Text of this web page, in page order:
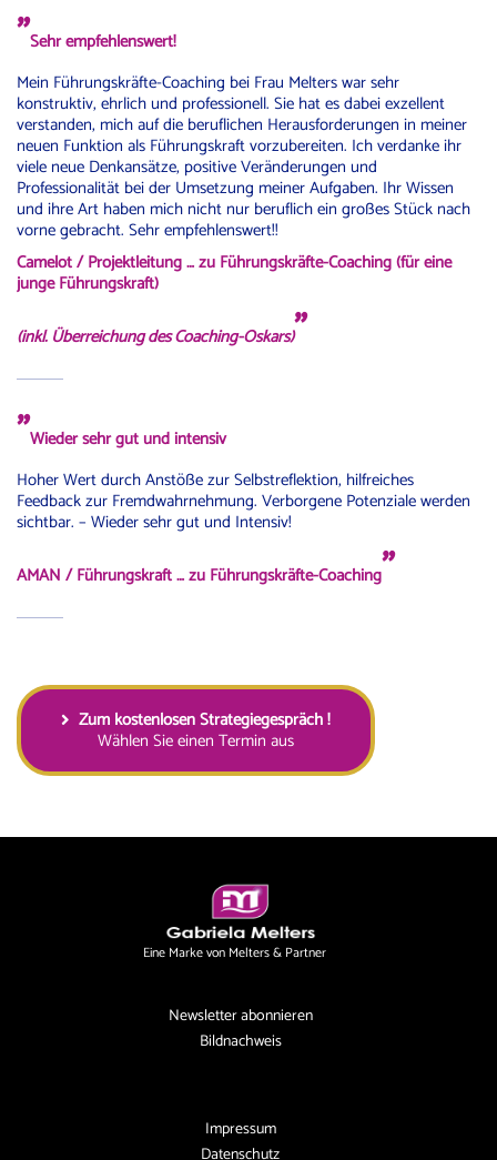
"Sehr empfehlenswert!
Mein Führungskräfte-Coaching bei Frau Melters war sehr
konstruktiv, ehrlich und professionell. Sie hat es dabei exzellent
verstanden, mich auf die beruflichen Herausforderungen in meiner
neuen Funktion als Führungskraft vorzubereiten. Ich verdanke ihr
viele neue Denkansätze, positive Veränderungen und
Professionalität bei der Umsetzung meiner Aufgaben. Ihr Wissen
und ihre Art haben mich nicht nur beruflich ein großes Stück nach
vorne gebracht. Sehr empfehlenswert!!
Camelot / Projektleitung … zu Führungskräfte-Coaching (für eine
junge Führungskraft)
(inkl. Überreichung des Coaching-Oskars)"
"Wieder sehr gut und intensiv
Hoher Wert durch Anstöße zur Selbstreflektion, hilfreiches
Feedback zur Fremdwahrnehmung. Verborgene Potenziale werden
sichtbar. – Wieder sehr gut und Intensiv!
AMAN / Führungskraft … zu Führungskräfte-Coaching"
Zum kostenlosen Strategiegespräch !
Wählen Sie einen Termin aus
Eine Marke von Melters & Partner
Newsletter abonnieren
Bildnachweis
Impressum